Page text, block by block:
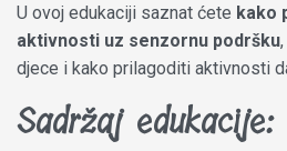
U ovoj edukaciji saznat ćete kako
aktivnosti uz senzornu podršku
djece i kako prilagoditi aktivnosti
Sadržaj edukacije: